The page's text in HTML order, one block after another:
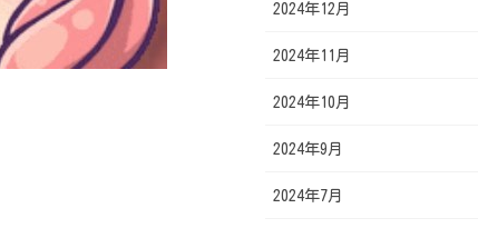
2024年12月
2024年11月
2024年10月
2024年9月
2024年7月